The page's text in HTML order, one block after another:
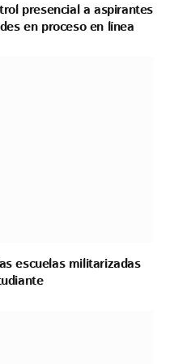
presencial a aspirantes
en proceso en línea
escuelas militarizadas